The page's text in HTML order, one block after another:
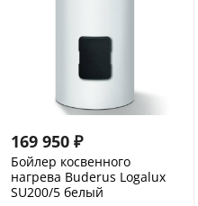
169 950 ₽
Бойлер косвенного
нагрева Buderus Logalux
SU200/5 белый